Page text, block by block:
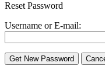
Reset Password
Username or E-mail: